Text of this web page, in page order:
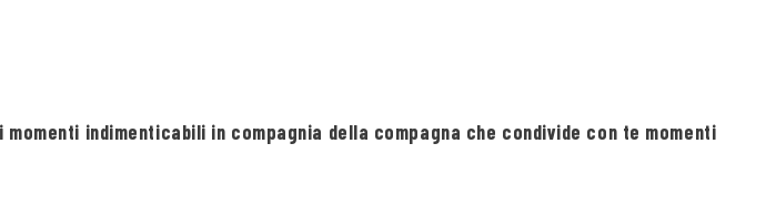
indimenticabili in compagnia della compagna che condivide con te momenti